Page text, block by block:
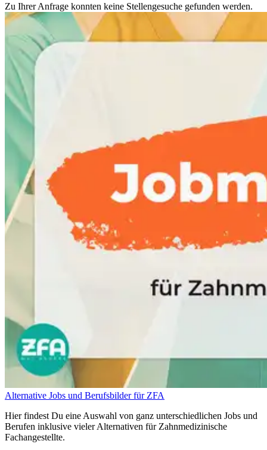
Zu Ihrer Anfrage konnten keine Stellengesuche gefunden werden.
Alternative Jobs und Berufsbilder für ZFA
Hier findest Du eine Auswahl von ganz unterschiedlichen Jobs und
Berufen inklusive vieler Alternativen für Zahnmedizinische
Fachangestellte.